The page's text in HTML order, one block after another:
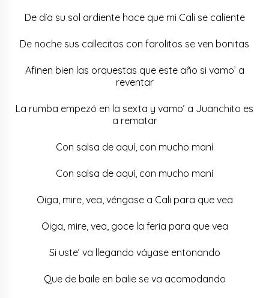
De día su sol ardiente hace que mi Cali se caliente
De noche sus callecitas con farolitos se ven bonitas
Afinen bien las orquestas que este año si vamo’ a
reventar
La rumba empezó en la sexta y vamo’ a Juanchito es
a rematar
Con salsa de aquí, con mucho maní
Con salsa de aquí, con mucho maní
Oiga, mire, vea, véngase a Cali para que vea
Oiga, mire, vea, goce la feria para que vea
Si uste’ va llegando váyase entonando
Que de baile en balie se va acomodando